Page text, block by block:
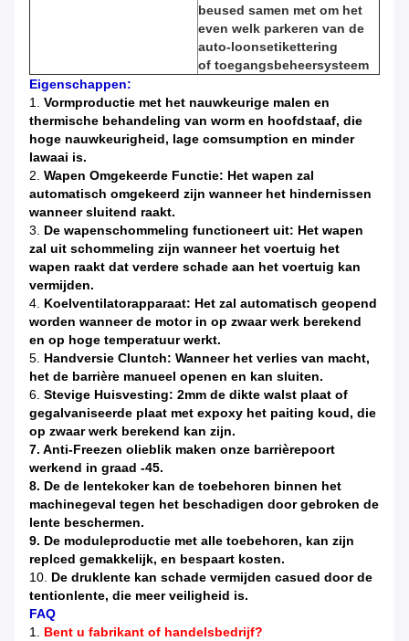
beused samen met om het
even welk parkeren van de
auto-loonsetikettering
of toegangsbeheersysteem
Eigenschappen:
1. Vormproductie met het nauwkeurige malen en
thermische behandeling van worm en hoofdstaaf, die
hoge nauwkeurigheid, lage comsumption en minder
lawaai is.
2. Wapen Omgekeerde Functie: Het wapen zal
automatisch omgekeerd zijn wanneer het hindernissen
wanneer sluitend raakt.
3. De wapenschommeling functioneert uit: Het wapen
zal uit schommeling zijn wanneer het voertuig het
wapen raakt dat verdere schade aan het voertuig kan
vermijden.
4. Koelventilatorapparaat: Het zal automatisch geopend
worden wanneer de motor in op zwaar werk berekend
en op hoge temperatuur werkt.
5. Handversie Cluntch: Wanneer het verlies van macht,
het de barrière manueel openen en kan sluiten.
6. Stevige Huisvesting: 2mm de dikte walst plaat of
gegalvaniseerde plaat met expoxy het paiting koud, die
op zwaar werk berekend kan zijn.
7. Anti-Freezen olieblik maken onze barrièrepoort
werkend in graad -45.
8. De de lentekoker kan de toebehoren binnen het
machinegeval tegen het beschadigen door gebroken de
lente beschermen.
9. De moduleproductie met alle toebehoren, kan zijn
replced gemakkelijk, en bespaart kosten.
10. De druklente kan schade vermijden casued door de
tentionlente, die meer veiligheid is.
FAQ
1. Bent u fabrikant of handelsbedrijf?